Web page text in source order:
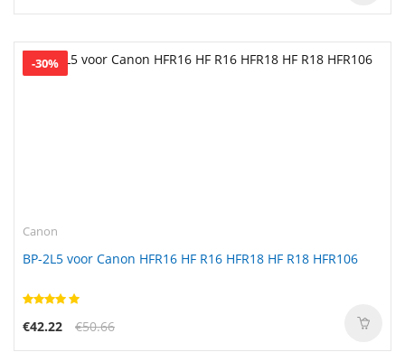
-30%
Canon
BP-2L5 voor Canon HFR16 HF R16 HFR18 HF R18 HFR106
€42.22 €50.66